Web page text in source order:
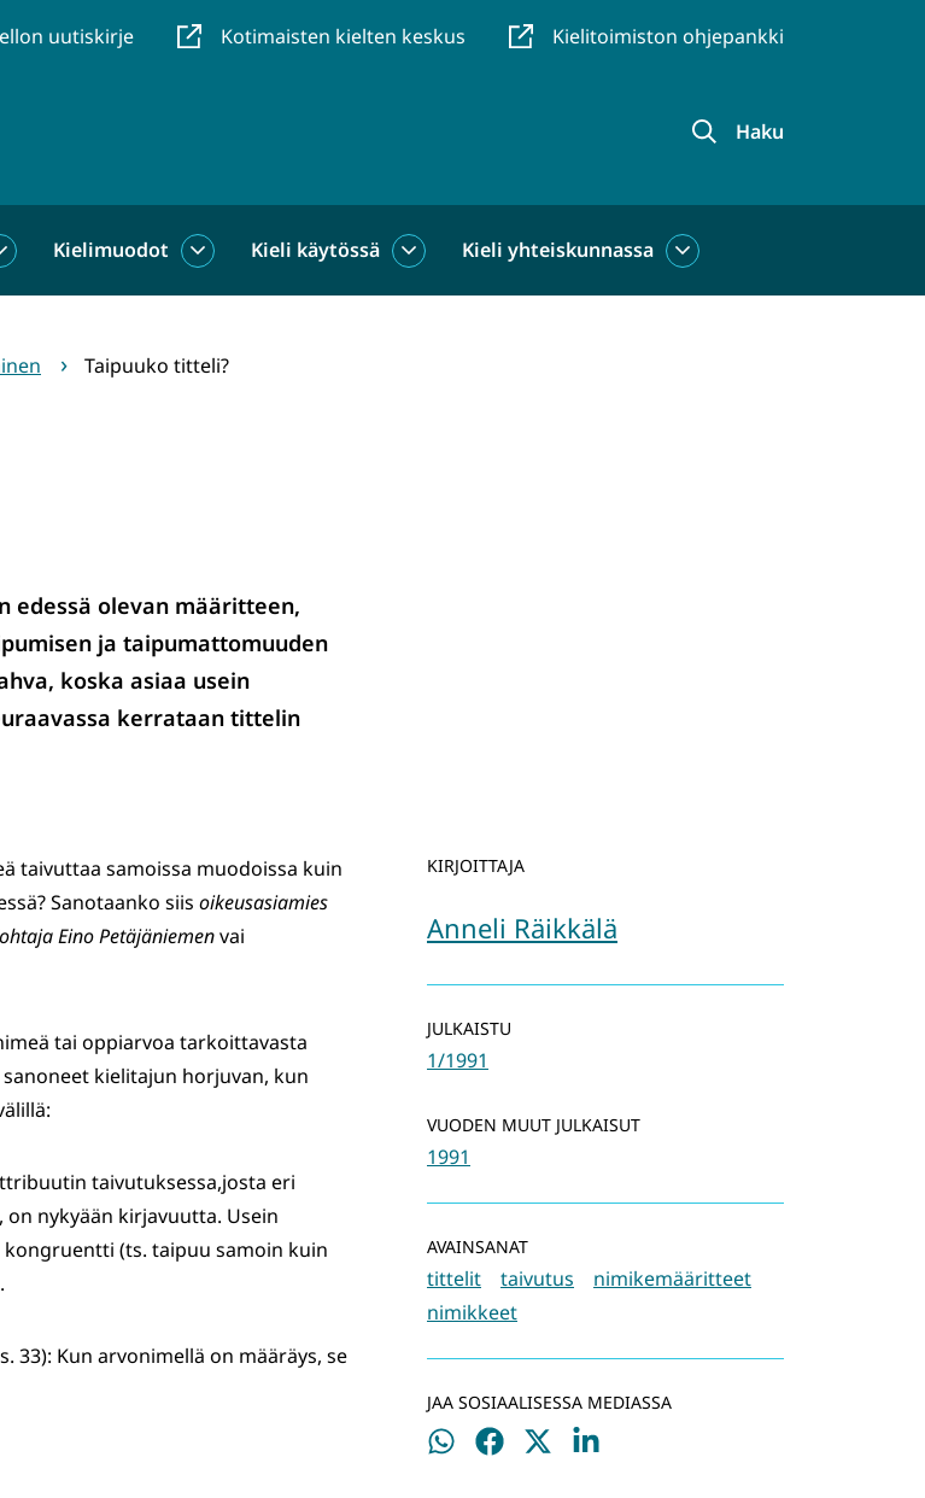
uutiskirje Kotimaisten kielten keskus Kielitoimiston ohjepankki
Haku
Kielimuodot
KielimuodotKieli käytössä
Kieli
Kieli yhteiskunnassa
Kieli
Taipuuko titteli?
edessä olevan määritteen,
ja taipumattomuuden
koska asiaa usein
kerrataan tittelin
KIRJOITTAJA
Anneli Räikkälä
JULKAISTU
1/1991
VUODEN MUUT JULKAISUT
1991
AVAINSANAT
tittelit taivutus
nimikemääritteet
nimikkeet
JAA SOSIAALISESSA MEDIASSA
Jaa
Jaa
Jaa
Jaa
taivuttaa samoissa muodoissa kuin
Sanotaanko siis oikeusasiamies
Eino Petäjäniemenvai
tai oppiarvoa tarkoittavasta
kielitajun horjuvan, kun
taivutuksessa,josta eri
nykyään kirjavuutta. Usein
(ts. taipuu samoin kuin
33): Kun arvonimellä on määräys, se